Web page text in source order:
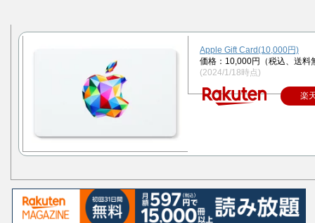
Apple Gift Card(10,000円)
価格：10,000円（税込、送料
(2024/1/18時点)
楽